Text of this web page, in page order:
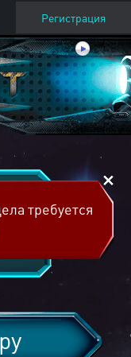
Регистрация
требуется